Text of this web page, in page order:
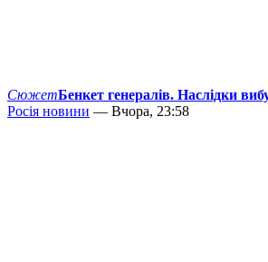
СюжетБенкет генералів. Наслідки
Росія новини — Вчора, 23:58